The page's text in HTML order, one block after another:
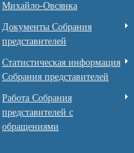
Михайло-Овсянка
Документы Собрания
представителей
Статистическая информация
Собрания представителей
Работа Собрания
представителей с
обращениями